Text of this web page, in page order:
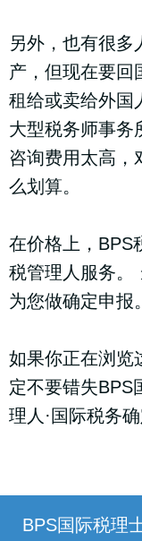
另外，也有很多
产，但现在要回
租给或卖给外国
大型税务师事务
咨询费用太高，
么划算。
在价格上，BPS
税管理人服务。
为您做确定申报。
如果你正在浏览
定不要错失BPS
理人·国际税务
BPS国际税理